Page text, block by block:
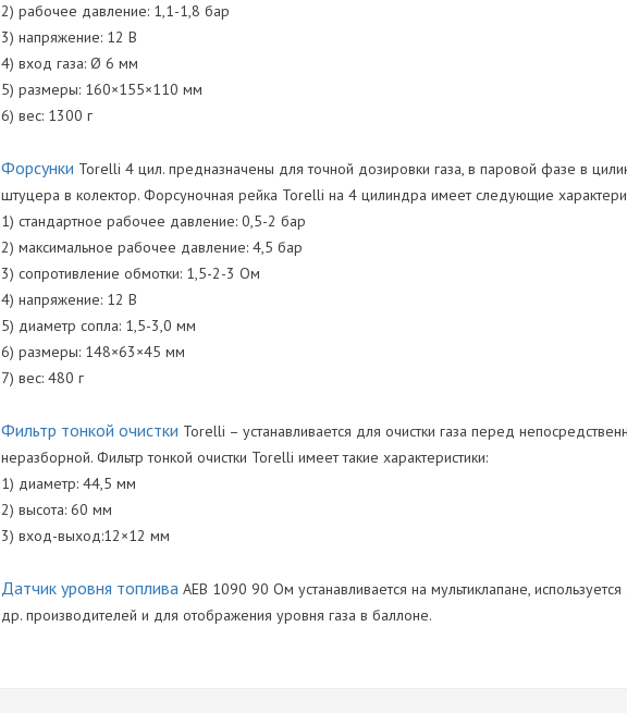
2) рабочее давление: 1,1-1,8 бар
3) напряжение: 12 В
4) вход газа: Ø 6 мм
5) размеры: 160×155×110 мм
6) вес: 1300 г
Форсунки Torelli 4 цил. предназначены для точной дозировки газа, в паровой фазе в
штуцера в колектор. Форсуночная рейка Torelli на 4 цилиндра имеет следующие
1) стандартное рабочее давление: 0,5-2 бар
2) максимальное рабочее давление: 4,5 бар
3) сопротивление обмотки: 1,5-2-3 Ом
4) напряжение: 12 В
5) диаметр сопла: 1,5-3,0 мм
6) размеры: 148×63×45 мм
7) вес: 480 г
Фильтр тонкой очистки Torelli – устанавливается для очистки газа перед
неразборной. Фильтр тонкой очистки Torelli имеет такие характеристики:
1) диаметр: 44,5 мм
2) высота: 60 мм
3) вход-выход:12×12 мм
Датчик уровня топлива АЕВ 1090 90 Ом устанавливается на мультиклапане,
др. производителей и для отображения уровня газа в баллоне.